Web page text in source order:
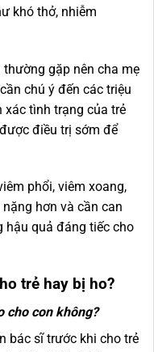
khó thở, nhiễm
gặp nên cha mẹ
chú ý đến các triệu
tình trạng của trẻ
điều trị sớm để
phổi, viêm xoang,
hơn và cần can
hậu quả đáng tiếc cho
trẻ hay bị ho?
cho con không?
​​bác sĩ trước khi cho trẻ